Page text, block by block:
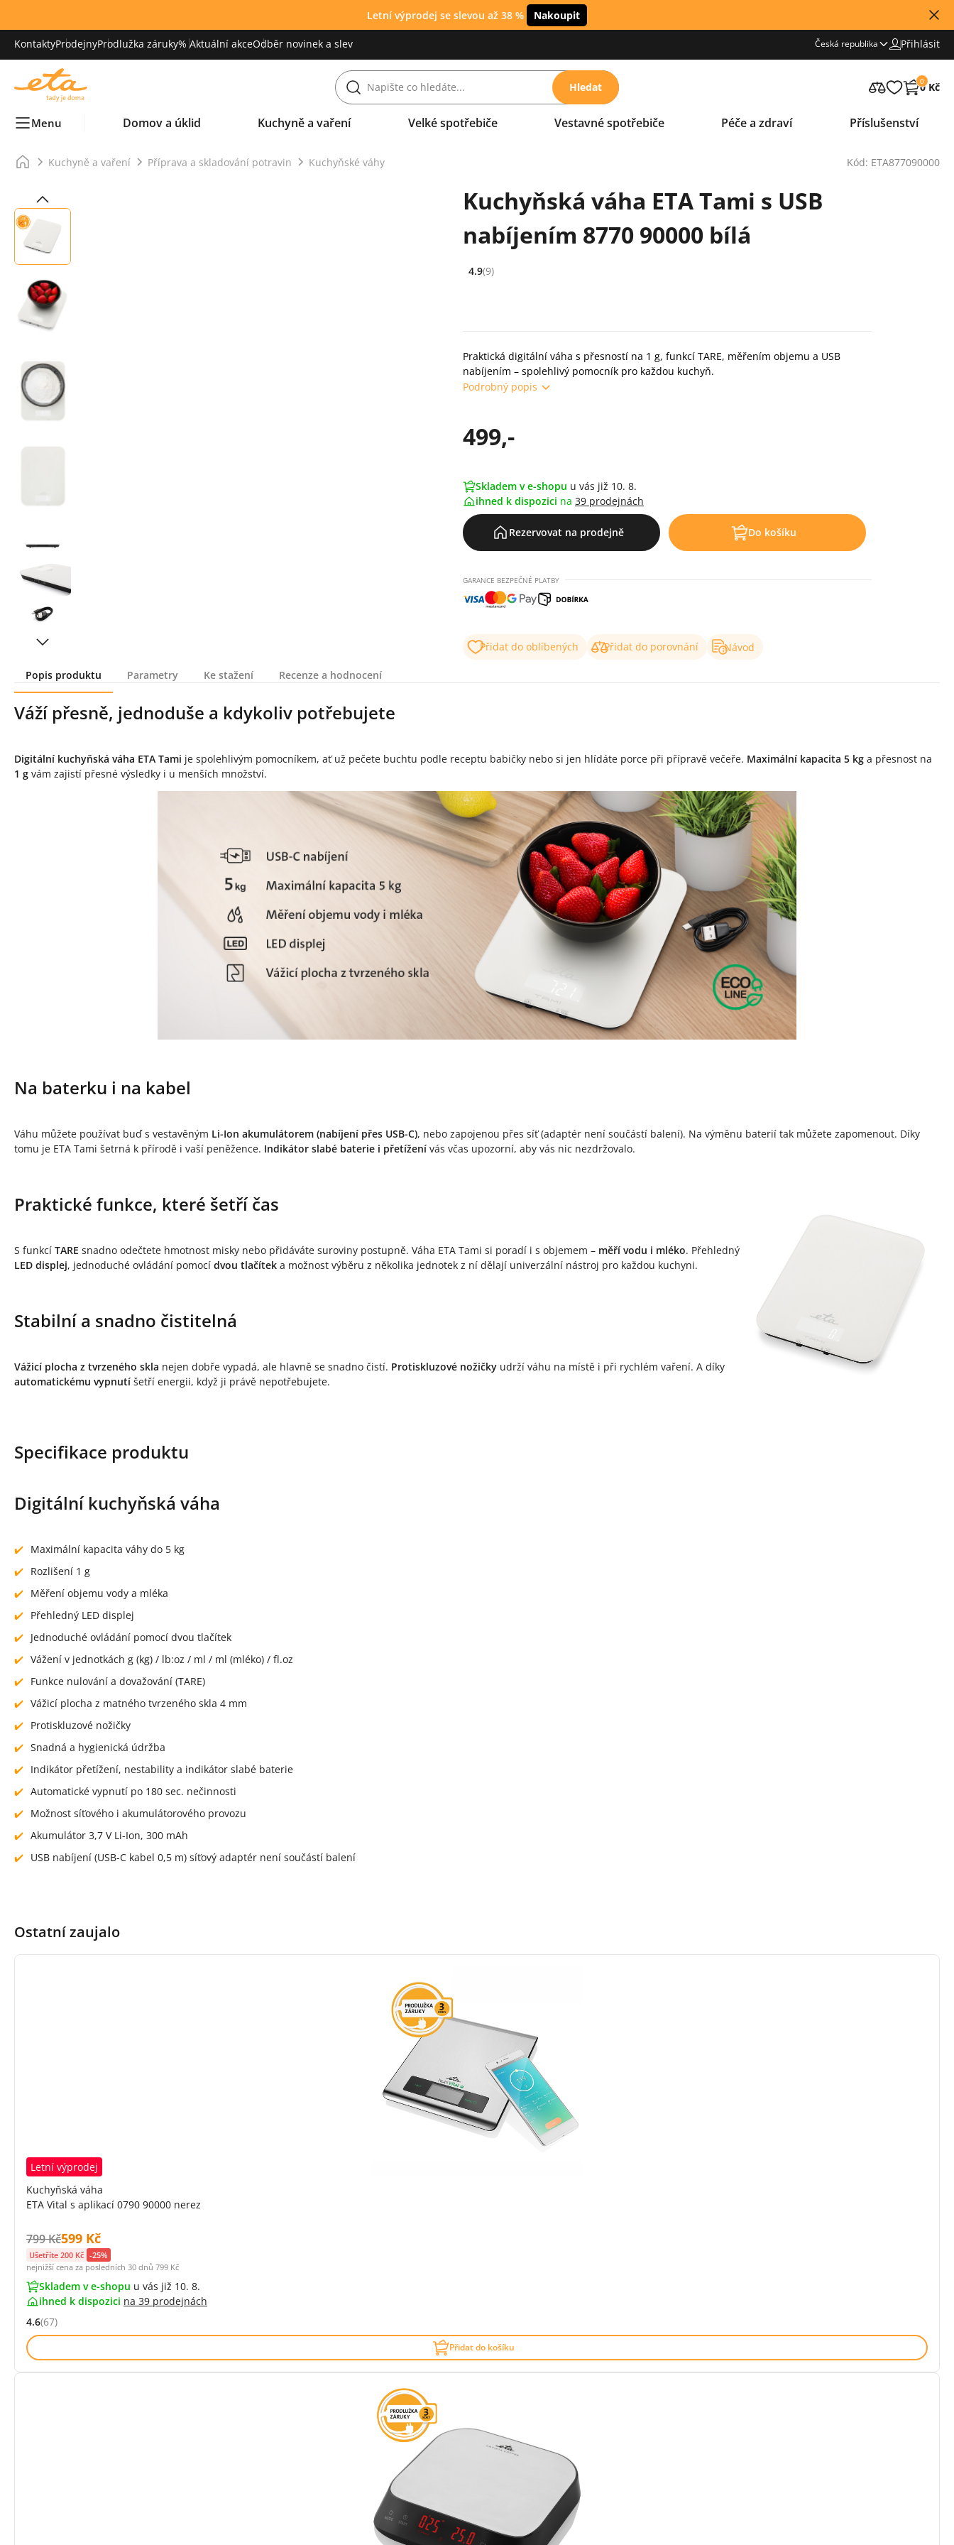
Letní výprodej se slevou až 38 % Nakoupit
KontaktyProdejnyProdlužka záruky% Aktuální akceOdběr novinek a slev Česká republika Přihlásit
Hledat 0
0 Kč
Menu Domov a úklid Kuchyně a vaření Velké spotřebiče Vestavné spotřebiče Péče a zdraví Příslušenství
Kuchyně a vaření Příprava a skladování potravin Kuchyňské váhy Kód: ETA877090000
Kuchyňská váha ETA Tami s USB
nabíjením 8770 90000 bílá
Hodnocení: 4.9 z 5 (9 recenzí)
4.9(9)
Praktická digitální váha s přesností na 1 g, funkcí TARE, měřením objemu a USB
nabíjením – spolehlivý pomocník pro každou kuchyň.
Podrobný popis
499,-
Skladem v e-shopu u vás již 10. 8.
ihned k dispozici na 39 prodejnách
Rezervovat na prodejně Do košíku
GARANCE BEZPEČNÉ PLATBY
Přidat do oblíbených Přidat do porovnání Návod
Popis produktu Parametry Ke stažení Recenze a hodnocení
Popis produktu
Váží přesně, jednoduše a kdykoliv potřebujete
Digitální kuchyňská váha ETA Tami je spolehlivým pomocníkem, ať už pečete buchtu podle receptu babičky nebo si jen hlídáte porce při přípravě večeře. Maximální kapacita 5 kg a přesnost na
1 g vám zajistí přesné výsledky i u menších množství.
Na baterku i na kabel
Váhu můžete používat buď s vestavěným Li-Ion akumulátorem (nabíjení přes USB-C), nebo zapojenou přes síť (adaptér není součástí balení). Na výměnu baterií tak můžete zapomenout. Díky
tomu je ETA Tami šetrná k přírodě i vaší peněžence. Indikátor slabé baterie i přetížení vás včas upozorní, aby vás nic nezdržovalo.
Praktické funkce, které šetří čas
S funkcí TARE snadno odečtete hmotnost misky nebo přidáváte suroviny postupně. Váha ETA Tami si poradí i s objemem – měří vodu i mléko. Přehledný
LED displej, jednoduché ovládání pomocí dvou tlačítek a možnost výběru z několika jednotek z ní dělají univerzální nástroj pro každou kuchyni.
Stabilní a snadno čistitelná
Vážicí plocha z tvrzeného skla nejen dobře vypadá, ale hlavně se snadno čistí. Protiskluzové nožičky udrží váhu na místě i při rychlém vaření. A díky
automatickému vypnutí šetří energii, když ji právě nepotřebujete.
Specifikace produktu
Digitální kuchyňská váha
Maximální kapacita váhy do 5 kg
Rozlišení 1 g
Měření objemu vody a mléka
Přehledný LED displej
Jednoduché ovládání pomocí dvou tlačítek
Vážení v jednotkách g (kg) / lb:oz / ml / ml (mléko) / fl.oz
Funkce nulování a dovažování (TARE)
Vážicí plocha z matného tvrzeného skla 4 mm
Protiskluzové nožičky
Snadná a hygienická údržba
Indikátor přetížení, nestability a indikátor slabé baterie
Automatické vypnutí po 180 sec. nečinnosti
Možnost síťového i akumulátorového provozu
Akumulátor 3,7 V Li-Ion, 300 mAh
USB nabíjení (USB-C kabel 0,5 m) síťový adaptér není součástí balení
Ostatní zaujalo
Letní výprodej
Kuchyňská váha
ETA Vital s aplikací 0790 90000 nerez
Původní cena s DPH:
799 KčCena s DPH:
599 Kč
Ušetříte 200 Kč -25%
nejnižší cena za posledních 30 dnů 799 Kč
Skladem v e-shopu u vás již 10. 8.
ihned k dispozici na 39 prodejnách
Hodnocení: 4.6 z 5 (67 recenzí)
4.6(67)
Přidat do košíku